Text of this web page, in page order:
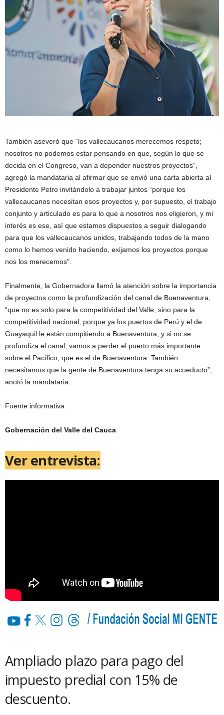
También aseveró que “los vallecaucanos merecemos respeto;
nosotros no podemos estar pensando en que, según lo que se
decida en el Congreso, van a depender nuestros proyectos”,
agregó la mandataria al afirmar que se envió una carta abierta al
Presidente Petro invitándolo a trabajar juntos “porque los
vallecaucanos necesitan esos proyectos y, por supuesto, el trabajo
conjunto y articulado es para lo que a nosotros nos eligieron, y mi
interés es ese, así que estamos dispuestos a seguir dialogando
para que los vallecaucanos unidos, trabajando todos de la mano
como lo hemos venido haciendo, exijamos los proyectos porque
nos los merecemos”.
Finalmente, la Gobernadora llamó la atención sobre la importancia
de proyectos como la profundización del canal de Buenaventura,
“que no es solo para la competitividad del Valle, sino para la
competitividad nacional, porque ya los puertos de Perú y el de
Guayaquil le están compitiendo a Buenaventura, y si no se
profundiza el canal, vamos a perder el puerto más importante
sobre el Pacífico, que es el de Buenaventura. También
necesitamos que la gente de Buenaventura tenga su acueducto”,
anotó la mandataria.
Fuente informativa
Gobernación del Valle del Cauca
Ver entrevista:
Ampliado plazo para pago del
impuesto predial con 15% de
descuento.